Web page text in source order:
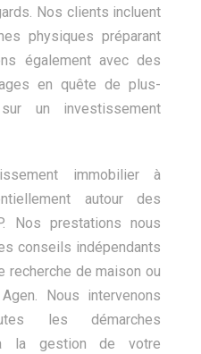
Nos clients incluent
physiques préparant
également avec des
en quête de plus-
un investissement
immobilier à
autour des
Nos prestations nous
conseils indépendants
recherche de maison ou
Nous intervenons
les démarches
la gestion de votre